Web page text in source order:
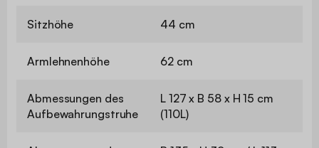
Sitzhöhe 44 cm
Armlehnenhöhe 62 cm
Abmessungen des
Aufbewahrungstruhe
L 127 x B 58 x H 15 cm
(110L)